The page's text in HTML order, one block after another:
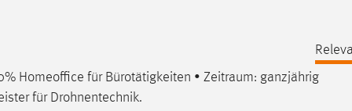
Homeoffice für Bürotätigkeiten • Zeitraum: ganzjährig
für Drohnentechnik.